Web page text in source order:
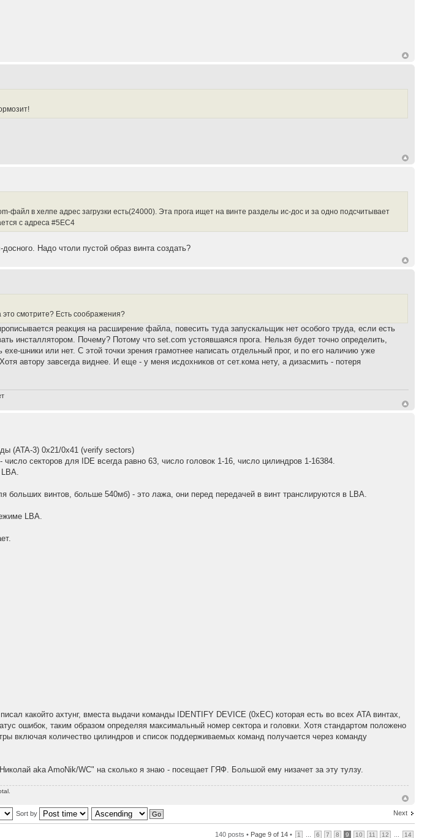
в хелпе адрес загрузки есть(24000). Эта прога ищет на винте разделы ис-дос и за одно подсчитывает
с адреса #5EC4
Надо чтоли пустой образ винта создать?
смотрите? Есть соображения?
реакция на расширение файла, повесить туда запускальщик нет особого труда, если есть
инсталлятором. Почему? Потому что set.com устоявшаяся прога. Нельзя будет точно определить,
шники или нет. С этой точки зрения грамотнее написать отдельный прог, и по его наличию уже
автору завсегда виднее. И еще - у меня исдохников от сет.кома нету, а дизасмить - потеря
(ATA-3) 0x21/0x41 (verify sectors)
секторов для IDE всегда равно 63, число головок 1-16, число цилиндров 1-16384.
больших винтов, больше 540мб) - это лажа, они перед передачей в винт транслируются в LBA.
LBA.
какойто ахтунг, вместа выдачи команды IDENTIFY DEVICE (0xEC) которая есть во всех ATA винтах,
ошибок, таким образом определяя максимальный номер сектора и головки. Хотя стандартом положено
включая количество цилиндров и список поддерживаемых команд получается через команду
aka AmoNik/WC" на сколько я знаю - посещает ГЯФ. Большой ему низачет за эту тулзу.
Next
Sort by
140 posts • Page 9 of 14 • 1 6 7 8 9 10 11 12 14